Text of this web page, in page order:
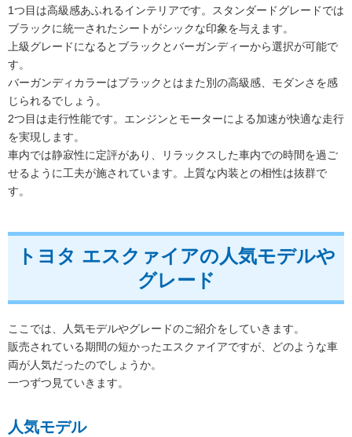
1つ目は高級感あふれるインテリアです。スタンダードグレードでは
ブラックに統一されたシートがシックな印象を与えます。
上級グレードになるとブラックとバーガンディーから選択が可能で
す。
バーガンディカラーはブラックとはまた別の高級感、モダンさを感
じられるでしょう。
2つ目は走行性能です。エンジンとモーターによる加速が快適な走行
を実現します。
車内では静寂性に定評があり、リラックスした車内での時間を過ご
せるように工夫が施されています。上質な内装との相性は抜群で
す。
トヨタ エスクァイアの人気モデルや
グレード
ここでは、人気モデルやグレードのご紹介をしていきます。
販売されている期間の短かったエスクァイアですが、どのような車
両が人気だったのでしょうか。
一つずつ見ていきます。
人気モデル